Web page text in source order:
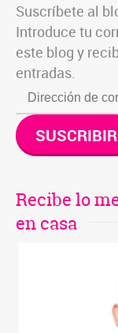
Suscríbete al
Introduce tu
este blog y
entradas.
SUSCRIBIR
Recibe lo
en casa